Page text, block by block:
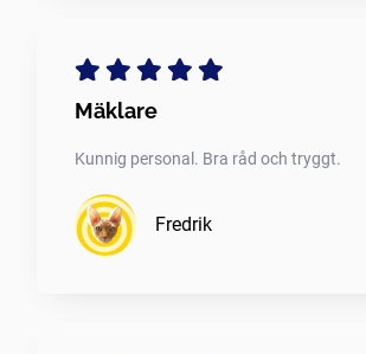
Mäklare
Kunnig personal. Bra råd och tryggt.
Fredrik